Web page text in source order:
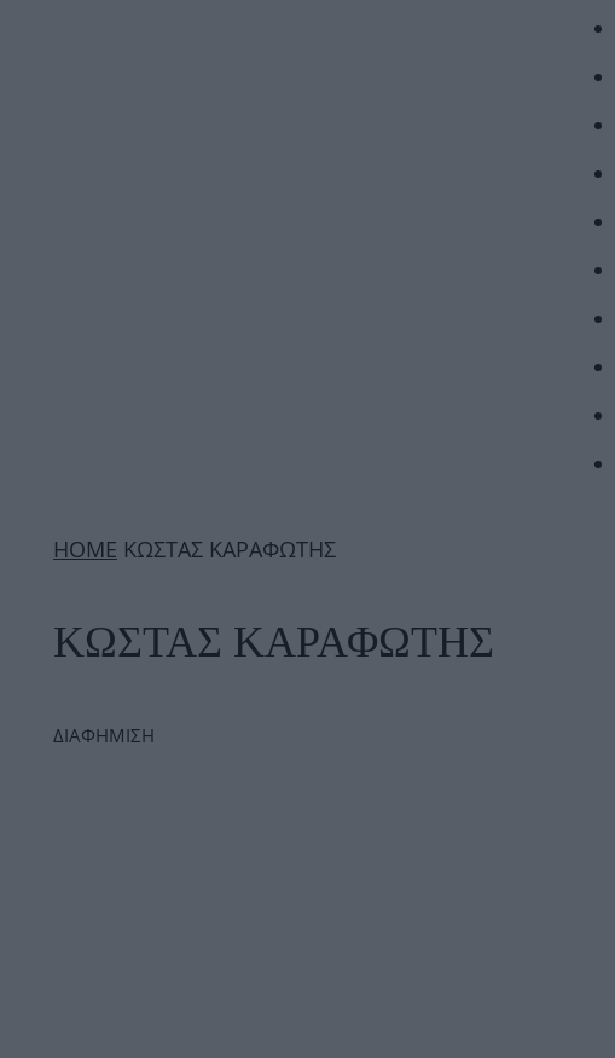
ΗΟΜΕ ΚΩΣΤΑΣ ΚΑΡΑΦΩΤΗΣ
ΚΩΣΤΑΣ ΚΑΡΑΦΩΤΗΣ
ΔΙΑΦΗΜΙΣΗ